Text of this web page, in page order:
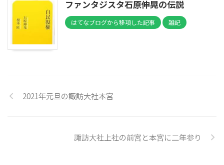
ファンタジスタ石原伸晃の伝説
はてなブログから移項した記事 雑記
2021年元旦の諏訪大社本宮
諏訪大社上社の前宮と本宮に二年参り